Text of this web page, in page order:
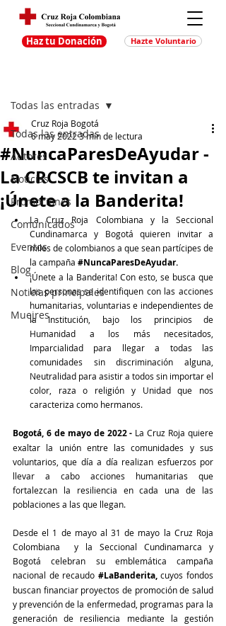
Haz tu Donación Hazte Voluntario
Todas las entradas
Autores
Noticias
Promociones
Comunicados
Eventos
Blog
Noticias principales
Muejres
Todas las entradas
#NuncaParesDeAyudar -
La CRCSCB te invitan a
¡Únete a la Banderita!
Cruz Roja Bogotá
6 may 20223 min de lectura
La Cruz Roja Colombiana y la Seccional
Cundinamarca y Bogotá quieren invitar a
miles de colombianos a que sean partícipes de
la campaña #NuncaParesDeAyudar.
¡Únete a la Banderita! Con esto, se busca que
las personas se identifiquen con las acciones
humanitarias, voluntarias e independientes de
la Institución, bajo los principios de
Humanidad a los más necesitados,
Imparcialidad para llegar a todas las
comunidades sin discriminación alguna,
Neutralidad para asistir a todos sin importar el
color, raza o religión y Unidad que nos
caracteriza como hermanos.
Bogotá, 6 de mayo de 2022 - La Cruz Roja quiere
exaltar la unión entre las comunidades y sus
voluntarios, que día a día realizan esfuerzos por
llevar a cabo acciones humanitarias que
fortalezcan la resiliencia en cada una de las
poblaciones a las que llegan.
Desde el 1 de mayo al 31 de mayo la Cruz Roja
Colombiana  y la Seccional Cundinamarca y
Bogotá celebran su emblemática campaña
nacional de recaudo #LaBanderita, cuyos fondos
buscan financiar proyectos de promoción de salud
y prevención de la enfermedad, programas para la
generación de resiliencia mediante la gestión